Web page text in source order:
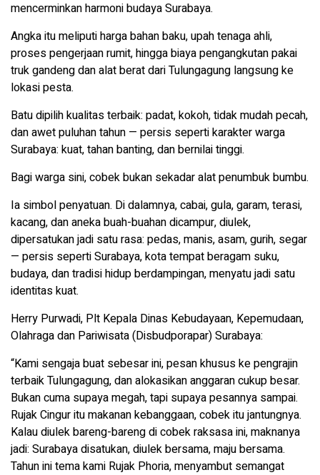
mencerminkan harmoni budaya Surabaya.
Angka itu meliputi harga bahan baku, upah tenaga ahli,
proses pengerjaan rumit, hingga biaya pengangkutan pakai
truk gandeng dan alat berat dari Tulungagung langsung ke
lokasi pesta.
Batu dipilih kualitas terbaik: padat, kokoh, tidak mudah pecah,
dan awet puluhan tahun — persis seperti karakter warga
Surabaya: kuat, tahan banting, dan bernilai tinggi.
Bagi warga sini, cobek bukan sekadar alat penumbuk bumbu.
Ia simbol penyatuan. Di dalamnya, cabai, gula, garam, terasi,
kacang, dan aneka buah-buahan dicampur, diulek,
dipersatukan jadi satu rasa: pedas, manis, asam, gurih, segar
— persis seperti Surabaya, kota tempat beragam suku,
budaya, dan tradisi hidup berdampingan, menyatu jadi satu
identitas kuat.
Herry Purwadi, Plt Kepala Dinas Kebudayaan, Kepemudaan,
Olahraga dan Pariwisata (Disbudporapar) Surabaya:
“Kami sengaja buat sebesar ini, pesan khusus ke pengrajin
terbaik Tulungagung, dan alokasikan anggaran cukup besar.
Bukan cuma supaya megah, tapi supaya pesannya sampai.
Rujak Cingur itu makanan kebanggaan, cobek itu jantungnya.
Kalau diulek bareng-bareng di cobek raksasa ini, maknanya
jadi: Surabaya disatukan, diulek bersama, maju bersama.
Tahun ini tema kami Rujak Phoria, menyambut semangat